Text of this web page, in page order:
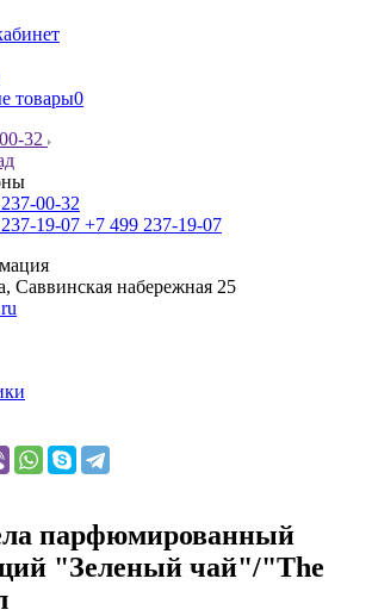
товары0
32
00-32
19-07 +7 499 237-19-07
Саввинская набережная 25
парфюмированный
"Зеленый чай"/"The